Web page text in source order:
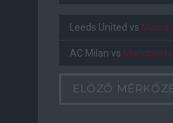
Leeds United vs
AC Milan vs
ELŐZŐ